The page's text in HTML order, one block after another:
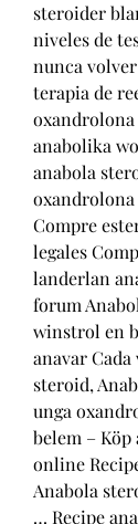
steroider
niveles de
nunca
terapia de
anabolika
anabola
Compre
legales
landerlan
forum
winstrol en
anavar Cada
steroid,
unga
belem –
online
Anabola
… Recipe